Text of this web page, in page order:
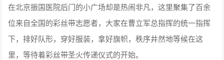
在北京振国医院后门的小广场却是热闹非凡，这里聚集了百余
位来自全国的彩丝带志愿者，大家在曹立军总指挥的统一指挥
下，排好队形，穿好服装，拿好旗帜，秩序井然地等候在这
里，等待着彩丝带圣火传递仪式的开始。